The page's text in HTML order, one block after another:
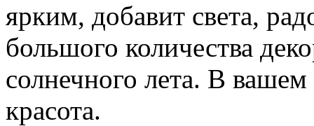
ярким, добавит света,
большого количества
солнечного лета. В
красота.